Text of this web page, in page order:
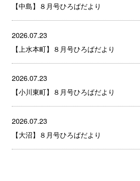
【中島】８月号ひろばだより
2026.07.23
【上水本町】８月号ひろばだより
2026.07.23
【小川東町】８月号ひろばだより
2026.07.23
【大沼】８月号ひろばだより